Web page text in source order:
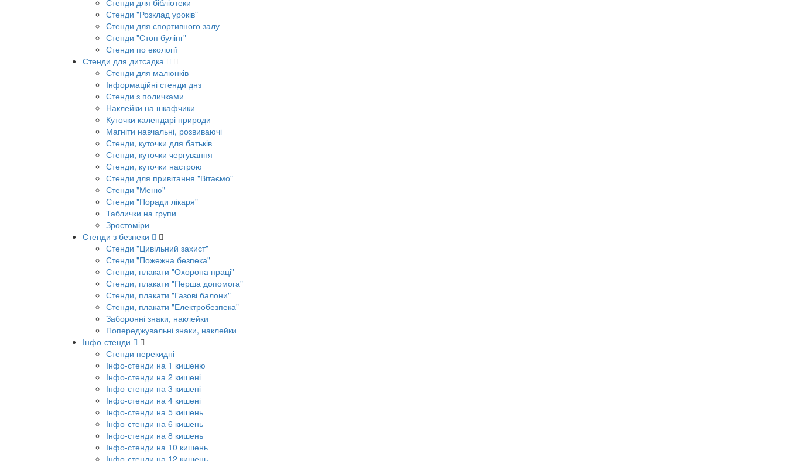
Стенди для бібліотеки
Стенди "Розклад уроків"
Стенди для спортивного залу
Стенди "Стоп булінг"
Стенди по екології
Стенди для дитсадка
Стенди для малюнків
Інформаційні стенди днз
Стенди з поличками
Наклейки на шкафчики
Куточки календарі природи
Магніти навчальні, розвиваючі
Стенди, куточки для батьків
Стенди, куточки чергування
Стенди, куточки настрою
Стенди для привітання "Вітаємо"
Стенди "Меню"
Стенди "Поради лікаря"
Таблички на групи
Зростоміри
Стенди з безпеки
Стенди "Цивільний захист"
Стенди "Пожежна безпека"
Стенди, плакати "Охорона праці"
Стенди, плакати "Перша допомога"
Стенди, плакати "Газові балони"
Стенди, плакати "Електробезпека"
Заборонні знаки, наклейки
Попереджувальні знаки, наклейки
Інфо-стенди
Стенди перекидні
Інфо-стенди на 1 кишеню
Інфо-стенди на 2 кишені
Інфо-стенди на 3 кишені
Інфо-стенди на 4 кишені
Інфо-стенди на 5 кишень
Інфо-стенди на 6 кишень
Інфо-стенди на 8 кишень
Інфо-стенди на 10 кишень
Інфо-стенди на 12 кишень